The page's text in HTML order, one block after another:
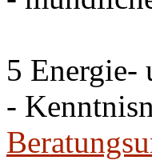
5 Energie-
-